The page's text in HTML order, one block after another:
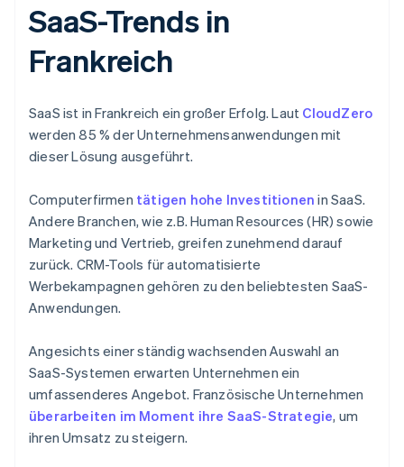
SaaS-Trends in
Frankreich
SaaS ist in Frankreich ein großer Erfolg. Laut CloudZero
werden 85 % der Unternehmensanwendungen mit
dieser Lösung ausgeführt.
Computerfirmen tätigen hohe Investitionen in SaaS.
Andere Branchen, wie z.B. Human Resources (HR) sowie
Marketing und Vertrieb, greifen zunehmend darauf
zurück. CRM-Tools für automatisierte
Werbekampagnen gehören zu den beliebtesten SaaS-
Anwendungen.
Angesichts einer ständig wachsenden Auswahl an
SaaS-Systemen erwarten Unternehmen ein
umfassenderes Angebot. Französische Unternehmen
überarbeiten im Moment ihre SaaS-Strategie, um
ihren Umsatz zu steigern.